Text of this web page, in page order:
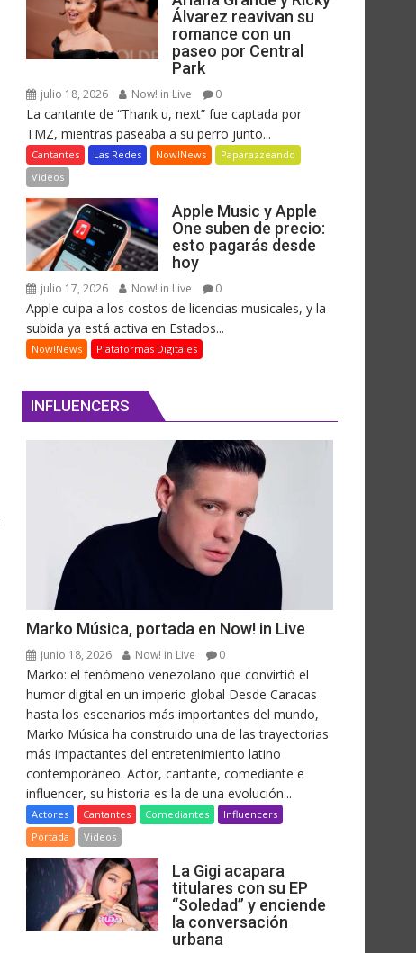
Álvarez reavivan su
romance con un
paseo por Central
Park
julio 18, 2026 Now! in Live 0
La cantante de “Thank u, next” fue captada por
TMZ, mientras paseaba a su perro junto...
Cantantes Las Redes Now!News
Paparazzeando
Videos
Apple Music y Apple
One suben de precio:
esto pagarás desde
hoy
julio 17, 2026 Now! in Live 0
Apple culpa a los costos de licencias musicales, y la
subida ya está activa en Estados...
Now!News Plataformas Digitales
INFLUENCERS
Marko Música, portada en Now! in Live
junio 18, 2026 Now! in Live 0
Marko: el fenómeno venezolano que convirtió el
humor digital en un imperio global Desde Caracas
hasta los escenarios más importantes del mundo,
Marko Música ha construido una de las trayectorias
más impactantes del entretenimiento latino
contemporáneo. Actor, cantante, comediante e
influencer, su historia es la de una evolución...
Actores Cantantes Comediantes
Influencers
Portada
Videos
La Gigi acapara
titulares con su EP
“Soledad” y enciende
la conversación
urbana